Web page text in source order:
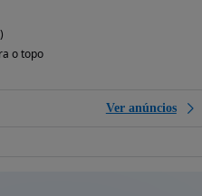
o topo
Ver anúncios